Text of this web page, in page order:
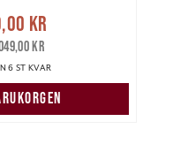
pris
pris
kr
kr
kr
6 ST KVAR